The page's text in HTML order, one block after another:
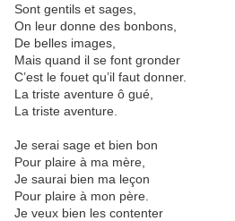
Sont gentils et sages,
On leur donne des bonbons,
De belles images,
Mais quand il se font gronder
C’est le fouet qu’il faut donner.
La triste aventure ô gué,
La triste aventure.
Je serai sage et bien bon
Pour plaire à ma mère,
Je saurai bien ma leçon
Pour plaire à mon père.
Je veux bien les contenter